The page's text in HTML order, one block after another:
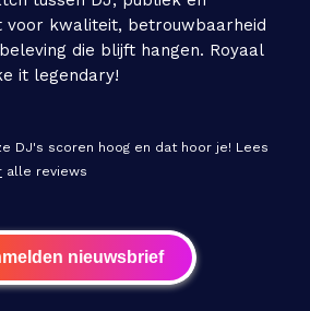
voor kwaliteit, betrouwbaarheid
die blijft hangen. Royaal
it legendary!
DJ's scoren hoog en dat hoor je! Lees
alle reviews
nieuwsbrief